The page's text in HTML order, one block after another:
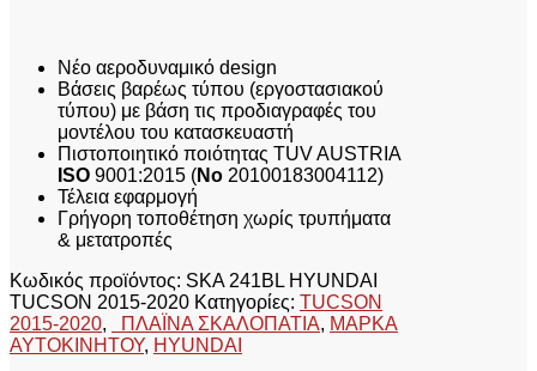
Νέο αεροδυναμικό design
Βάσεις βαρέως τύπου (εργοστασιακού
τύπου) με βάση τις προδιαγραφές του
μοντέλου του κατασκευαστή
Πιστοποιητικό ποιότητας TUV AUSTRIA
ISO 9001:2015 (No 20100183004112)
Τέλεια εφαρμογή
Γρήγορη τοποθέτηση χωρίς τρυπήματα
& μετατροπές
Κωδικός προϊόντος: SKA 241BL HYUNDAI
TUCSON 2015-2020 Κατηγορίες: TUCSON
2015-2020, ΠΛΑΪΝΑ ΣΚΑΛΟΠΑΤΙΑ, ΜΑΡΚΑ
ΑΥΤΟΚΙΝΗΤΟΥ, HYUNDAI